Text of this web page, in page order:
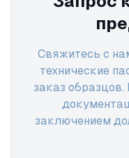
Свяжитесь с
технические
заказ
заключением